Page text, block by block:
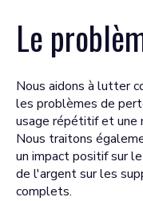
Le
Nous aidons à lutter
les problèmes de
usage répétitif et une
Nous traitons
un impact positif sur
de l'argent sur les
complets.